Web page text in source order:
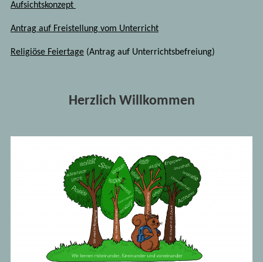
Herzlich Willkommen
Aufsichtskonzept
Antrag auf Freistellung vom Unterricht
Religiöse Feiertage(Antrag auf Unterrichtsbefreiung)